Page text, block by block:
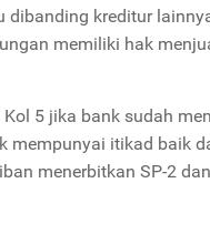
kreditur
memiliki hak
5 jika bank sudah
itikad baik
menerbitkan SP-2